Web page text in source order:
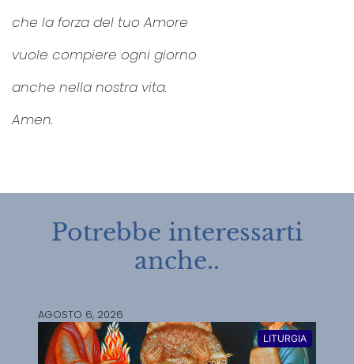
che la forza del tuo Amore
vuole compiere ogni giorno
anche nella nostra vita.
Amen.
Potrebbe interessarti
anche..
AGOSTO 6, 2026
LITURGIA